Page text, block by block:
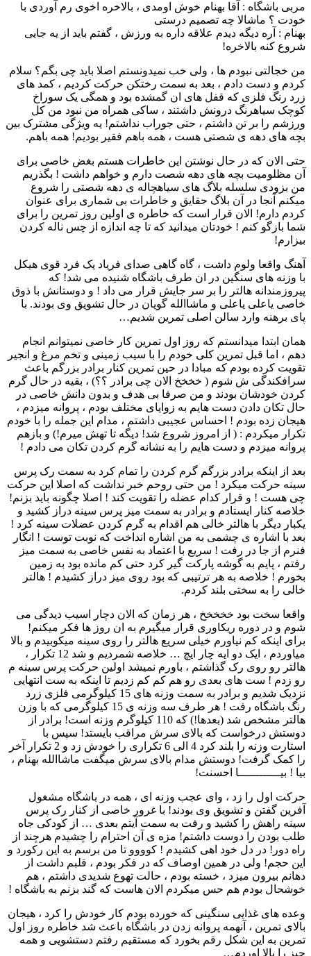
مربی باشگاه : آقا بهنام خوش اومدی ، بالاخره اخوی رم آوردی با
خودت ؟ ماشالا چه تصمیم درستی
بهنام : آره دیگه دیدم علاقه داره به ورزش ، گفتم باید از یه جایی
شروع کنه بالاخره!
من خجالتی نبودم ها ، ولی خب نمیدونستم اصلا باید چی بگم؟ سلام
کردم و دست دادم ، بعد به سمت رختکن حرکت کردیم ، کمد های
زرد رنگ فلزی که قفل های ان گمشده بود و همگی یک سوراخ
کوچک سیاهرنگ درونش داشتند ، ساکی همراه من نبود من کل
ورزشم را بر تن داشتم ، حتی جوراب نداشتم! یه ویژگی مشترک بین
بچه های دهه ی شصتی هست ، همه باهم فقیر بودیم! همه باهم.
حتی الان که در حال نوشتن این خاطرات هستم بغض خاصی برای
آن مظلومیت بچه های دهه شصت دارم و خواهم داشت ! بگذریم
من بزودی سلسله بلاگ های سیاهچاله ی دهه شصتی را شروع
میکنم آنجا در آن بلاگ حقایق و خاطرات بی شماری برای عنوان
کردم دارم! الان قرار است که خاطره ی اولین روز تمرین را برای
شما بازگو کنم ! خودتان میدانید که تا چه اندازه از چس ناله کردن
بیزارم!
آهنگ واقعا ولوم داشت ، گاه گاهی صدای فریاد یک فرد قوی هیکل
با وزنه های سنگین در ان طرف باشگاه شنیده می شد! که
پیروزمندانه هالتر را بر سر جایش قرار می داد ! و دوستانش با ذوق
خاصی یاعلی یاعلی و ماشاالله گویان در حال تشویق وی بودند. با
پای برهنه وارد سالن اصلی تمرین شدیم…
همان ابتدا میدانستم که روز اول تمرین کار خاصی نمیتوانم انجام
دهم ، اما قبل تمرین کلی خودم را با سیب زمینی و تخم مرغ و انجیر
تقویت کرده بودم که مبادا در حین تمرین کنار برادر بزرگم باعث
سرافکندگی ش شوم ( خخخخ الان چی برادر ؟؟) ، بقیه در حال گرم
کردن خودشان بودند و من صرفا بی هدف و بدون دانش خاصی در
حال تکان دادن دست هایم به زوایای مختلف بودم ، پروانه میزدم ،
هیجان زده بودم ! احساس عجیبی داشتم ، مدام این جمله را با خودم
تکرار میکردم : ( از امروز شروع شد! دیگه تا تهش میرم!) و بازهم
پروانه میزدم و دست هایم را به نشانه گرم کردن تکان می دادم !
بعد از اینکه برادر بزرگم گرم کردن را تمام کرد به سمت رک پرس
سینه حرکت میکرد ! من حتی روحم خبر نداشت که اصلا این حرکت
چی هست ! و قرار کدام عضله را تقویت کند ! اصلا چگونه باید بزنم!
خلاصه کنار ایستادم و برادر به سمت میز پرس سینه دراز کشید و
یکبار دیگر با هالتر خالی هم اقدام به گرم کردن عضلات سینه کرد !
بعد با اشاره ی چشمی به من اشاره انداخت که نوبت توست ! انگار
فنرم از جا در رفت ! سریع با اعتماد به نفس خاصی به سمت میز
رفتم ، پایم به گوشه پارکت گیر کرد حتی کم مانده بود به زمین
بخورم ! خلاصه به هر ترتیبی که بود روی میز دراز کشیدم ! هالتر
خالی را به سختی بلند کردم.
واقعا سخت بود خخخخخ ، هر زمان که الان دچار اسیب دیدگی می
شوم و در دوره ریکاوری قرار میگیرم به ان روز ها فکر میکنم!
برای اینکه کم نیاورم خیلی سریع هالتر را روی سینه میکوبیدم و بالا
میاوردم ، ایک دو ایه چار ایچ … خلاصه شمردیم و شد 12 تکرار ،
هالتر رو روی رک گذاشتم ، باورم نمیشد اولین حرکت پرس سینه م
رو زدم ! ست های بعدی رو هم کم کم زدیم تا اینکه به ست انتهایی
نزدیک شدیم و برادر به سمت وزنه های 15 کیلوگرمی فلزی زرد
رنگ باشگاه رفت ! هر طرف سه وزنه ی 15 کیلوگرمی که با وزن
هالتر مشخص شد (بعدها!) که 110 کیلوگرم وزنه است! برادر از
دوستش درخواست که بالای سرش مراقب بایستد! سپس با
استارت وزنه را بلند کرد 4 الی 6 تکراری را خودش زد و 2 تکرار آخر
را کمک گرفت! دوستش مدام بالای سرش میگفت ماشاالله بهنام ،
بیا ! بیــــــــــــا احسنت!
حرکت اول را زد ، وای عجب وزنه ای ، همه در باشگاه مشغول
آفرین گفتن و تشویق وی بودند! با غرور خاصی از کنار رک پرس
سینه راهش را کشید و رفت به سمت آیتم بعدی … از کودکی جاه
طلب بودن را دوست داشتم! مزه ی آن احترام را چشیدم هرچند از
راه دور! در دل خود اهی کشیدم ! کوووو تا من برسم به این رکورد و
این حجم! ولی در همین اوصاف که در فکر بودم ، قلبم داشت از
دهانم بیرون میزد ، خسته بودم ، حالت تهوع شدیدی داشتم ، هم
خوشحال بودم هم حس میکردم الان هاست که گند بزنم به باشگاه !
وعده های غذایی سنگینی که خورده بودم کار خودش را کرد ، هیجان
بالای تمرین ، آنهمه پروانه زدن در باشگاه باعث شد خاطره روز اول
تمرین به این شکل رقم بخورد که مستقیم رفتم دستشویی و همه
چیز را بالا اوردم…